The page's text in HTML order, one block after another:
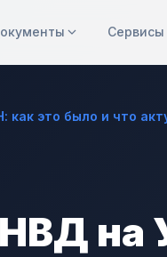
Сервисы
как это было и что
на